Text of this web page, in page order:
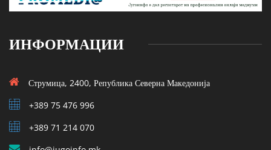
ИНФОРМАЦИИ
Струмица, 2400, Република Северна Македонија
+389 75 476 996
+389 71 214 070